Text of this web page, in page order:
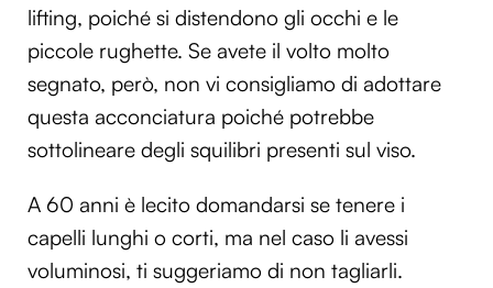
lifting, poiché si distendono gli occhi e le
piccole rughette. Se avete il volto molto
segnato, però, non vi consigliamo di adottare
questa acconciatura poiché potrebbe
sottolineare degli squilibri presenti sul viso.
A 60 anni è lecito domandarsi se tenere i
capelli lunghi o corti, ma nel caso li avessi
voluminosi, ti suggeriamo di non tagliarli.